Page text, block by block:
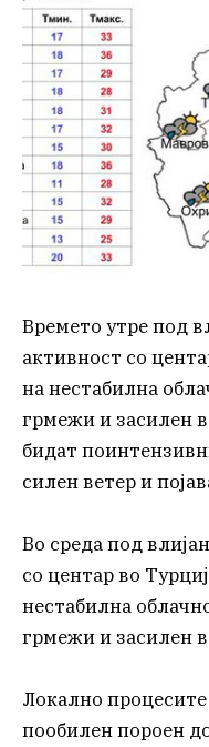
Времето утре под
активност со
на нестабилна
грмежи и засилен
бидат
силен ветер и
Во среда под
со центар во
нестабилна
грмежи и засилен
Локално
пообилен пороен